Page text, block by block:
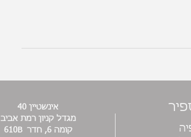
אינשטיין 40
מגדל קניון רמת אביב
קומה 6, חדר 610B